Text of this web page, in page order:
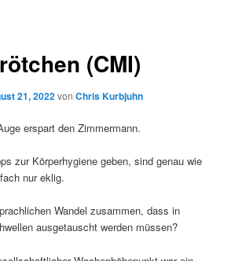
(CMI)
21, 2022vonChris Kurbjuhn
erspart den Zimmermann.
zur Körperhygiene geben, sind genau wie
nur eklig.
Wandel zusammen, dass in
ausgetauscht werden müssen?